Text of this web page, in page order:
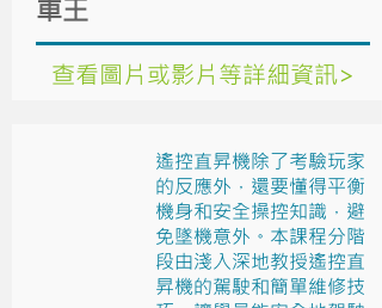
車王
查看圖片或影片等詳細資訊>
遙控直昇機除了考驗玩家
的反應外，還要懂得平衡
機身和安全操控知識，避
免墜機意外。本課程分階
段由淺入深地教授遙控直
昇機的駕駛和簡單維修技